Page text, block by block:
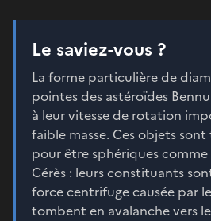
Le saviez-vous ?
La forme particulière de
pointes des astéroïdes
à leur vitesse de rotation
faible masse. Ces objets
pour être sphériques
Cérès : leurs constituants
force centrifuge causée par
tombent en avalanche vers